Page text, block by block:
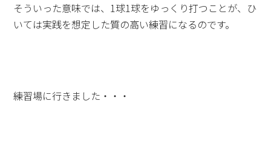
そういった意味では、1球1球をゆっくり打つことが、ひ
いては実践を想定した質の高い練習になるのです。
練習場に行きました・・・